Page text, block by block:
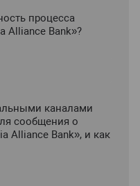
процесса
Alliance Bank»?
каналами
сообщения о
Alliance Bank», и как